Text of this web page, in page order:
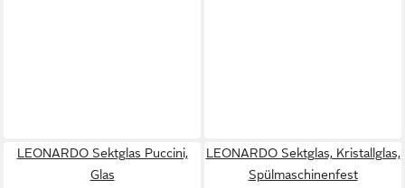
LEONARDO Sektglas Puccini,
Glas
LEONARDO Sektglas, Kristallglas,
Spülmaschinenfest